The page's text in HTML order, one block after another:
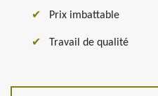
Prix imbattable
Travail de qualité